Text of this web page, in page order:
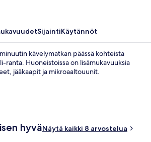
SijaintiKäytännöt
kävelymatkan päässä kohteista
ranta. Huoneistoissa on lisämukavuuksia
jääkaapit ja mikroaaltouunit.
hyväNäytä kaikki 8 arvostelua